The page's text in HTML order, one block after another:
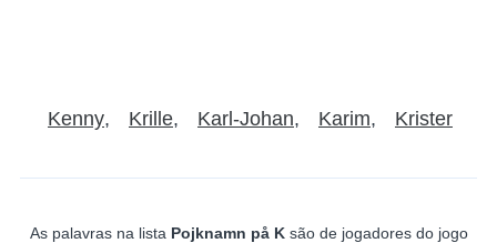
Kenny Krille Karl-Johan Karim Krister
As palavras na lista Pojknamn på Ksão de jogadores do jogo